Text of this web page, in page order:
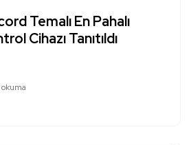
Temalı En Pahalı
Cihazı Tanıtıldı